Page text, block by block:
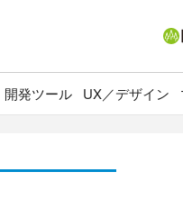
開発ツール UX／デザイン